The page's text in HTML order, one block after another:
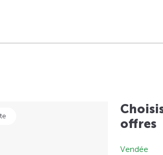
offres
Vendée